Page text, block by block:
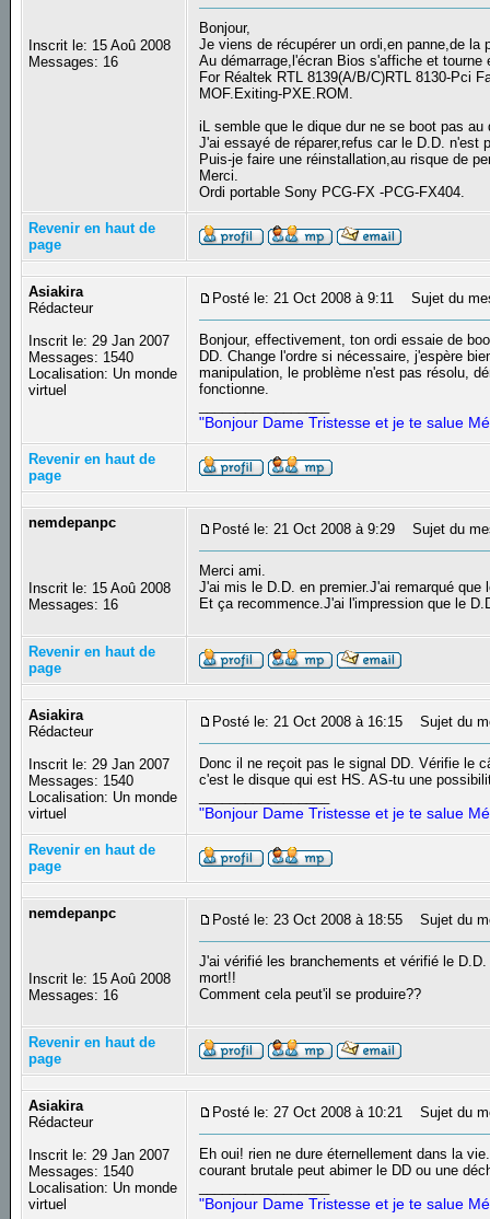
Inscrit le: 15 Aoû 2008
Messages: 16
Bonjour,
Je viens de récupérer un ordi,en panne,de
Au démarrage,l'écran Bios s'affiche et tourne
For Réaltek RTL 8139(A/B/C)RTL 8130-Pci
MOF.Exiting-PXE.ROM.
iL semble que le dique dur ne se boot pas
J'ai essayé de réparer,refus car le D.D. n'est
Puis-je faire une réinstallation,au risque de
Merci.
Ordi portable Sony PCG-FX -PCG-FX404.
Revenir en haut de
page
Asiakira
Rédacteur
Inscrit le: 29 Jan 2007
Messages: 1540
Localisation: Un monde
virtuel
Posté le: 21 Oct 2008 à 9:11 Sujet du
Bonjour, effectivement, ton ordi essaie de
DD. Change l'ordre si nécessaire, j'espère
manipulation, le problème n'est pas résolu,
fonctionne.
"Bonjour Dame Tristesse et je te salue
Revenir en haut de
page
nemdepanpc
Inscrit le: 15 Aoû 2008
Messages: 16
Posté le: 21 Oct 2008 à 9:29 Sujet du
Merci ami.
J'ai mis le D.D. en premier.J'ai remarqué
Et ça recommence.J'ai l'impression que le
Revenir en haut de
page
Asiakira
Rédacteur
Inscrit le: 29 Jan 2007
Messages: 1540
Localisation: Un monde
virtuel
Posté le: 21 Oct 2008 à 16:15 Sujet du
Donc il ne reçoit pas le signal DD. Vérifie le
c'est le disque qui est HS. AS-tu une
"Bonjour Dame Tristesse et je te salue
Revenir en haut de
page
nemdepanpc
Inscrit le: 15 Aoû 2008
Messages: 16
Posté le: 23 Oct 2008 à 18:55 Sujet du
J'ai vérifié les branchements et vérifié le
mort!!
Comment cela peut'il se produire??
Revenir en haut de
page
Asiakira
Rédacteur
Inscrit le: 29 Jan 2007
Messages: 1540
Localisation: Un monde
virtuel
Posté le: 27 Oct 2008 à 10:21 Sujet du
Eh oui! rien ne dure éternellement dans la
courant brutale peut abimer le DD ou une
"Bonjour Dame Tristesse et je te salue